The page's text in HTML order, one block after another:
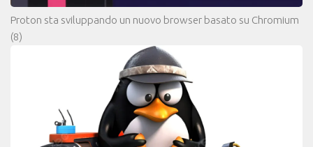
Proton sta sviluppando un nuovo browser basato su Chromium
(8)